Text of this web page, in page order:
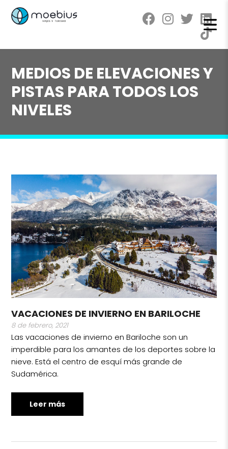
MEDIOS DE ELEVACIONES Y
PISTAS PARA TODOS LOS
NIVELES
VACACIONES DE INVIERNO EN BARILOCHE
8 de febrero, 2021
Las vacaciones de invierno en Bariloche son un
imperdible para los amantes de los deportes sobre la
nieve. Está el centro de esquí más grande de
Sudamérica.
Leer más